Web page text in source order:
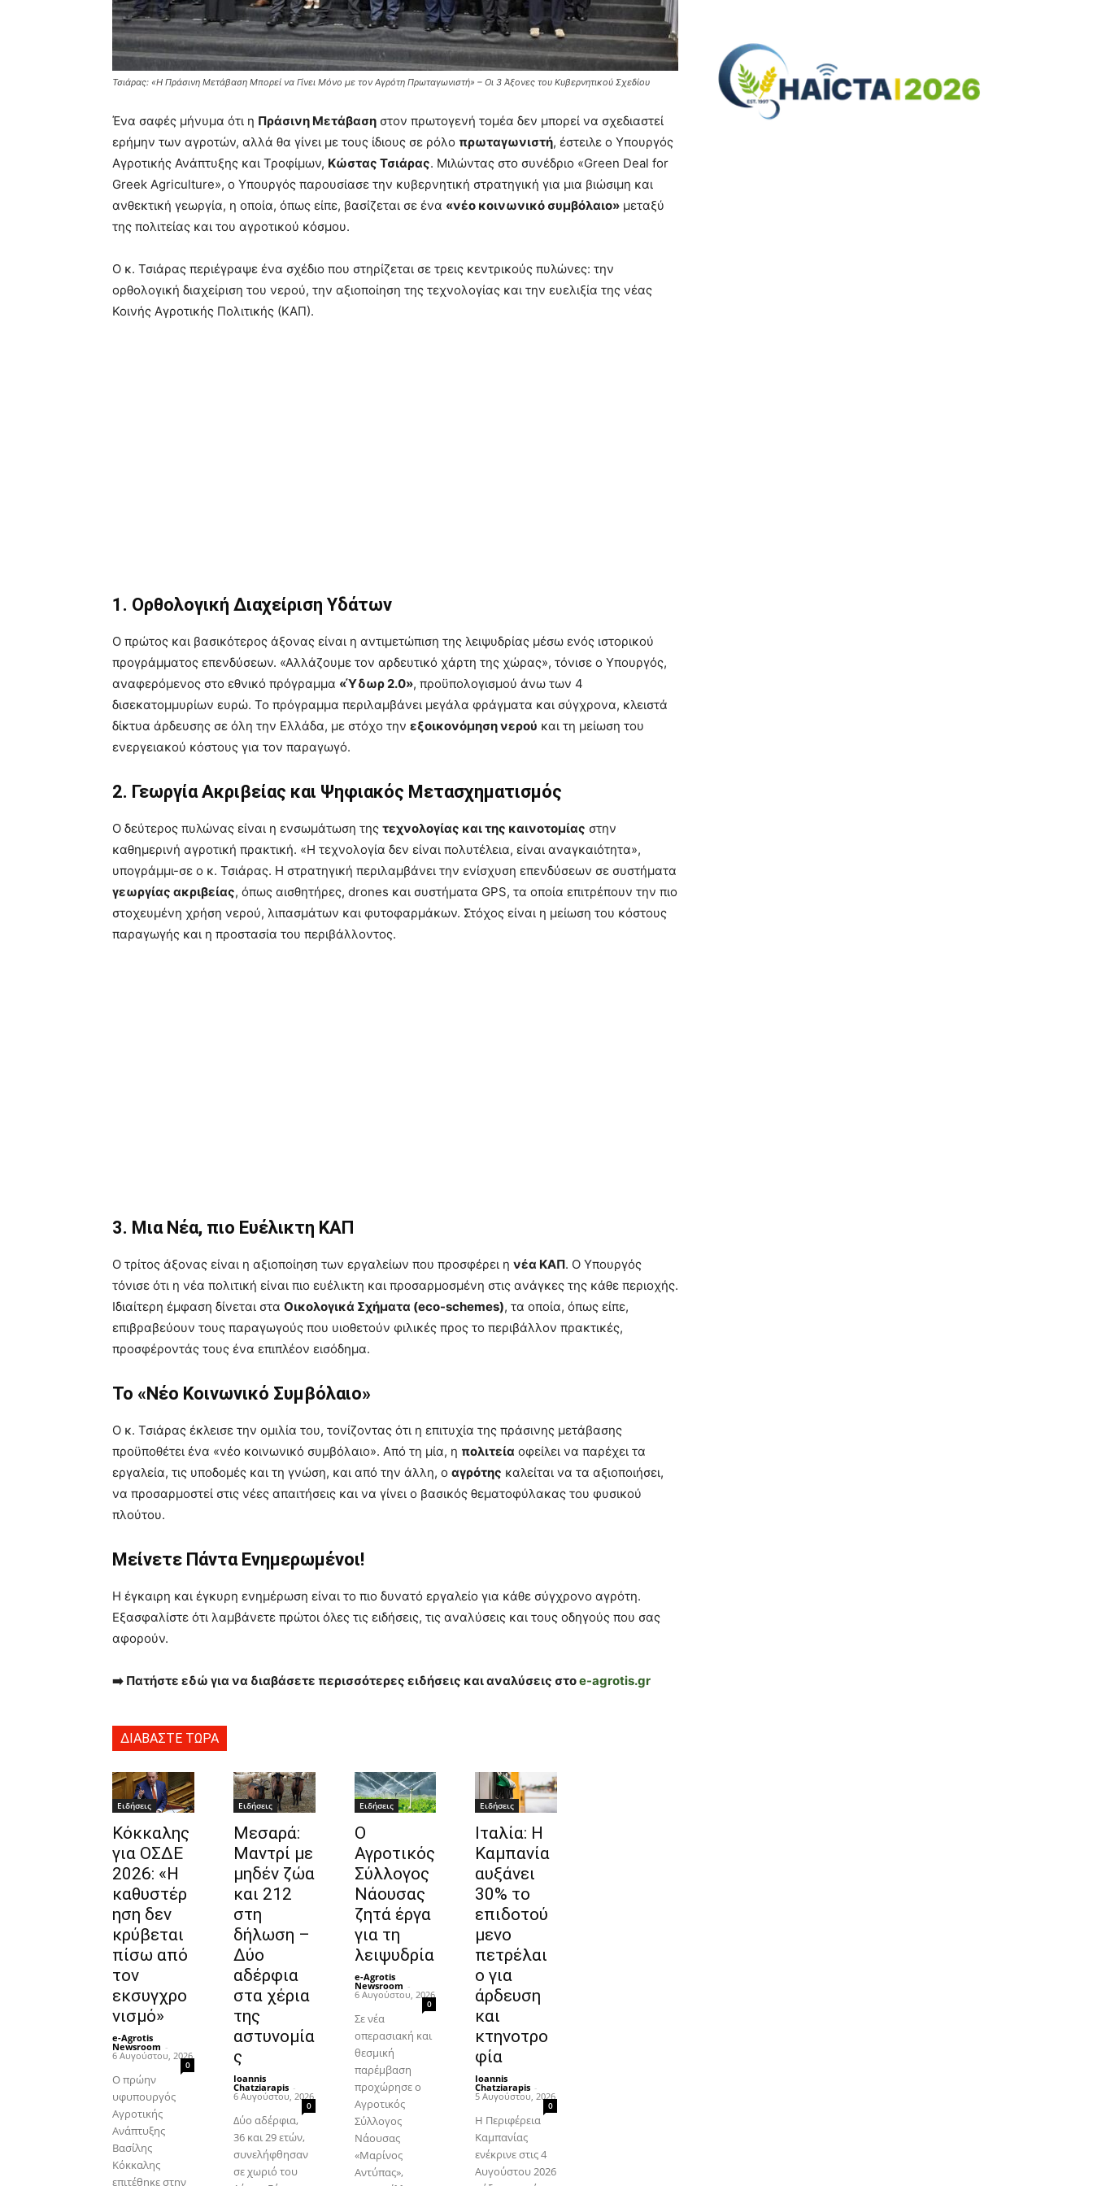
Τσιάρας: «Η Πράσινη Μετάβαση Μπορεί να Γίνει Μόνο με τον Αγρότη Πρωταγωνιστή» – Οι 3 Άξονες του Κυβερνητικού Σχεδίου
Ένα σαφές μήνυμα ότι η Πράσινη Μετάβαση στον πρωτογενή τομέα δεν μπορεί να σχεδιαστεί
ερήμην των αγροτών, αλλά θα γίνει με τους ίδιους σε ρόλο πρωταγωνιστή, έστειλε ο Υπουργός
Αγροτικής Ανάπτυξης και Τροφίμων, Κώστας Τσιάρας. Μιλώντας στο συνέδριο «Green Deal for
Greek Agriculture», ο Υπουργός παρουσίασε την κυβερνητική στρατηγική για μια βιώσιμη και
ανθεκτική γεωργία, η οποία, όπως είπε, βασίζεται σε ένα «νέο κοινωνικό συμβόλαιο» μεταξύ
της πολιτείας και του αγροτικού κόσμου.
Ο κ. Τσιάρας περιέγραψε ένα σχέδιο που στηρίζεται σε τρεις κεντρικούς πυλώνες: την
ορθολογική διαχείριση του νερού, την αξιοποίηση της τεχνολογίας και την ευελιξία της νέας
Κοινής Αγροτικής Πολιτικής (ΚΑΠ).
1. Ορθολογική Διαχείριση Υδάτων
Ο πρώτος και βασικότερος άξονας είναι η αντιμετώπιση της λειψυδρίας μέσω ενός ιστορικού
προγράμματος επενδύσεων. «Αλλάζουμε τον αρδευτικό χάρτη της χώρας», τόνισε ο Υπουργός,
αναφερόμενος στο εθνικό πρόγραμμα «Ύδωρ 2.0», προϋπολογισμού άνω των 4
δισεκατομμυρίων ευρώ. Το πρόγραμμα περιλαμβάνει μεγάλα φράγματα και σύγχρονα, κλειστά
δίκτυα άρδευσης σε όλη την Ελλάδα, με στόχο την εξοικονόμηση νερού και τη μείωση του
ενεργειακού κόστους για τον παραγωγό.
2. Γεωργία Ακριβείας και Ψηφιακός Μετασχηματισμός
Ο δεύτερος πυλώνας είναι η ενσωμάτωση της τεχνολογίας και της καινοτομίας στην
καθημερινή αγροτική πρακτική. «Η τεχνολογία δεν είναι πολυτέλεια, είναι αναγκαιότητα»,
υπογράμμι-σε ο κ. Τσιάρας. Η στρατηγική περιλαμβάνει την ενίσχυση επενδύσεων σε συστήματα
γεωργίας ακριβείας, όπως αισθητήρες, drones και συστήματα GPS, τα οποία επιτρέπουν την πιο
στοχευμένη χρήση νερού, λιπασμάτων και φυτοφαρμάκων. Στόχος είναι η μείωση του κόστους
παραγωγής και η προστασία του περιβάλλοντος.
3. Μια Νέα, πιο Ευέλικτη ΚΑΠ
Ο τρίτος άξονας είναι η αξιοποίηση των εργαλείων που προσφέρει η νέα ΚΑΠ. Ο Υπουργός
τόνισε ότι η νέα πολιτική είναι πιο ευέλικτη και προσαρμοσμένη στις ανάγκες της κάθε περιοχής.
Ιδιαίτερη έμφαση δίνεται στα Οικολογικά Σχήματα (eco-schemes), τα οποία, όπως είπε,
επιβραβεύουν τους παραγωγούς που υιοθετούν φιλικές προς το περιβάλλον πρακτικές,
προσφέροντάς τους ένα επιπλέον εισόδημα.
Το «Νέο Κοινωνικό Συμβόλαιο»
Ο κ. Τσιάρας έκλεισε την ομιλία του, τονίζοντας ότι η επιτυχία της πράσινης μετάβασης
προϋποθέτει ένα «νέο κοινωνικό συμβόλαιο». Από τη μία, η πολιτεία οφείλει να παρέχει τα
εργαλεία, τις υποδομές και τη γνώση, και από την άλλη, ο αγρότης καλείται να τα αξιοποιήσει,
να προσαρμοστεί στις νέες απαιτήσεις και να γίνει ο βασικός θεματοφύλακας του φυσικού
πλούτου.
Μείνετε Πάντα Ενημερωμένοι!
Η έγκαιρη και έγκυρη ενημέρωση είναι το πιο δυνατό εργαλείο για κάθε σύγχρονο αγρότη.
Εξασφαλίστε ότι λαμβάνετε πρώτοι όλες τις ειδήσεις, τις αναλύσεις και τους οδηγούς που σας
αφορούν.
➡️ Πατήστε εδώ για να διαβάσετε περισσότερες ειδήσεις και αναλύσεις στοe-agrotis.gr
ΔΙΑΒΑΣΤΕ ΤΩΡΑ
Ειδήσεις
Κόκκαλης
για ΟΣΔΕ
2026: «Η
καθυστέρ
ηση δεν
κρύβεται
πίσω από
τον
εκσυγχρο
νισμό»
e-Agrotis
Newsroom -
6 Αυγούστου, 2026
0
Ο πρώην
υφυπουργός
Αγροτικής
Ανάπτυξης
Βασίλης
Κόκκαλης
επιτέθηκε στην
Ειδήσεις
Μεσαρά:
Μαντρί με
μηδέν ζώα
και 212
στη
δήλωση –
Δύο
αδέρφια
στα χέρια
της
αστυνομία
ς
Ioannis
Chatziarapis -
6 Αυγούστου, 2026
0
Δύο αδέρφια,
36 και 29 ετών,
συνελήφθησαν
σε χωριό του
Ειδήσεις
Ο
Αγροτικός
Σύλλογος
Νάουσας
ζητά έργα
για τη
λειψυδρία
e-Agrotis
Newsroom -
6 Αυγούστου, 2026
0
Σε νέα
οπερασιακή και
θεσμική
παρέμβαση
προχώρησε ο
Αγροτικός
Σύλλογος
Νάουσας
«Μαρίνος
Αντύπας»,
Ειδήσεις
Ιταλία: Η
Καμπανία
αυξάνει
30% το
επιδοτού
μενο
πετρέλαι
ο για
άρδευση
και
κτηνοτρο
φία
Ioannis
Chatziarapis -
5 Αυγούστου, 2026
0
Η Περιφέρεια
Καμπανίας
ενέκρινε στις 4
Αυγούστου 2026